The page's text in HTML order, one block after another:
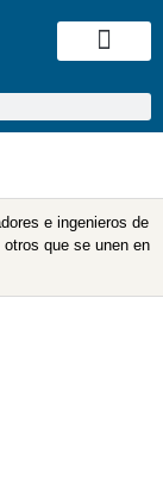
e ingenieros de
que se unen en